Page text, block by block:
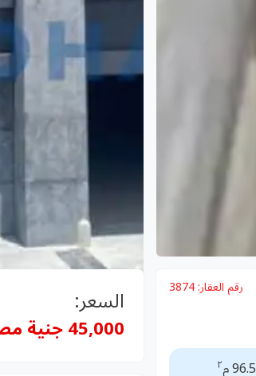
السعر:
45,000 جنية مصرى
رقم العقار:3874
96.5 م ٢